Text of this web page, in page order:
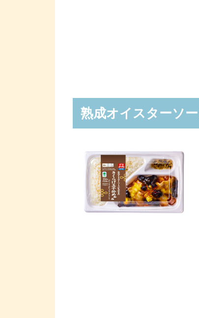
熟成オイスターソ